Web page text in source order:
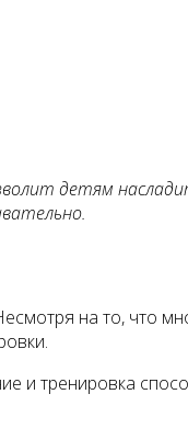
детям
на то, что
и тренировка